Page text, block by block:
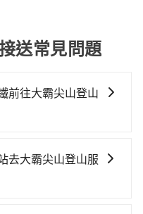
送常見問題
前往大霸尖山登山
07:02一直到23:32，
可搭乘。假設從新竹火
去大霸尖山登山服